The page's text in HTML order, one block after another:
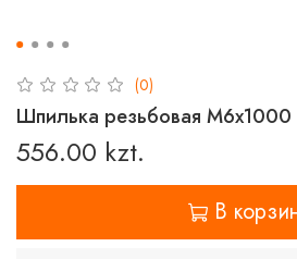
(0)
Шпилька резьбовая М6x1000
556.00 kzt.
В